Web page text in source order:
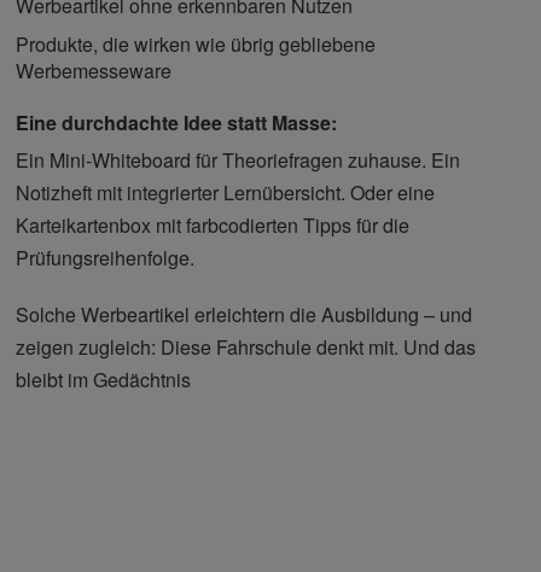
Produkte, die wirken wie übrig gebliebene
Werbemesseware
Eine durchdachte Idee statt Masse:
Ein Mini-Whiteboard für Theoriefragen zuhause. Ein
Notizheft mit integrierter Lernübersicht. Oder eine
Karteikartenbox mit farbcodierten Tipps für die
Prüfungsreihenfolge.
Solche Werbeartikel erleichtern die Ausbildung – und
zeigen zugleich: Diese Fahrschule denkt mit. Und das
bleibt im Gedächtnis